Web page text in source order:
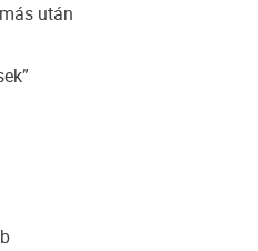
után